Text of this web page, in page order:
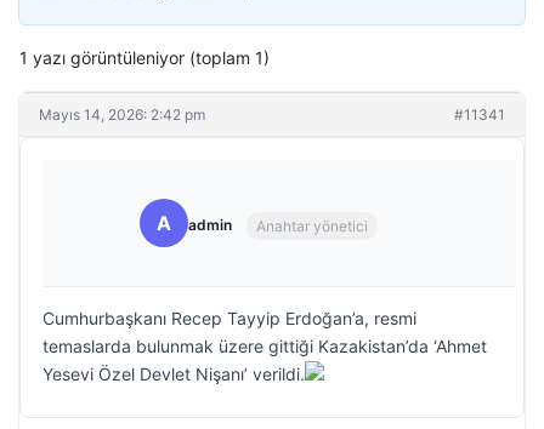
1 yazı görüntüleniyor (toplam 1)
Mayıs 14, 2026: 2:42 pm #11341
A admin Anahtar yönetici
Cumhurbaşkanı Recep Tayyip Erdoğan’a, resmi
temaslarda bulunmak üzere gittiği Kazakistan’da ‘Ahmet
Yesevi Özel Devlet Nişanı’ verildi.